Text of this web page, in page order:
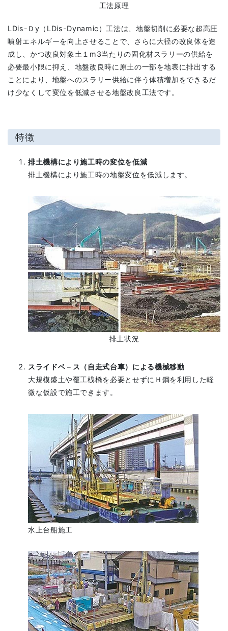
工法原理
LDis-Ｄy（LDis-Dynamic）工法は、地盤切削に必要な超高圧
噴射エネルギーを向上させることで、さらに大径の改良体を造
成し、かつ改良対象土１m3当たりの固化材スラリーの供給を
必要最小限に抑え、地盤改良時に原土の一部を地表に排出する
ことにより、地盤へのスラリー供給に伴う体積増加をできるだ
け少なくして変位を低減させる地盤改良工法です。
特徴
排土機構により施工時の変位を低減
排土機構により施工時の地盤変位を低減します。
排土状況
スライドベ－ス（自走式台車）による機械移動
大規模盛土や覆工桟橋を必要とせずにＨ鋼を利用した軽
微な仮設で施工できます。
水上台船施工